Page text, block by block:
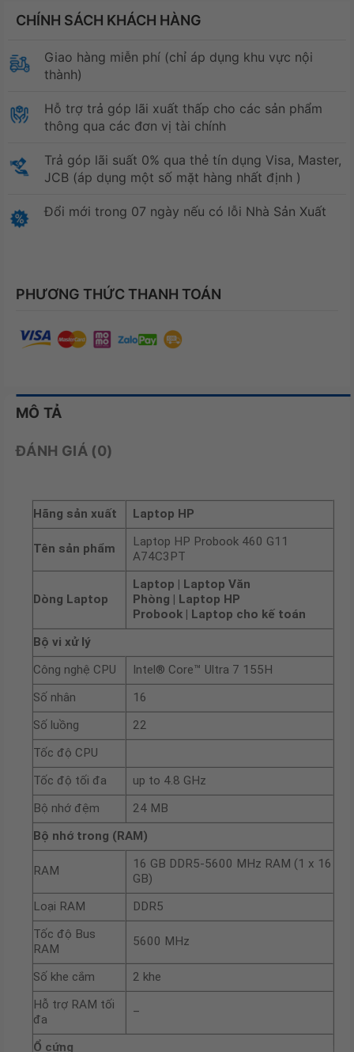
CHÍNH SÁCH KHÁCH HÀNG
Giao hàng miễn phí (chỉ áp dụng khu vực nội
thành)
Hỗ trợ trả góp lãi xuất thấp cho các sản phẩm
thông qua các đơn vị tài chính
Trả góp lãi suất 0% qua thẻ tín dụng Visa, Master,
JCB (áp dụng một số mặt hàng nhất định )
Đổi mới trong 07 ngày nếu có lỗi Nhà Sản Xuất
PHƯƠNG THỨC THANH TOÁN
MÔ TẢ
ĐÁNH GIÁ (0)
Hãng sản xuất Laptop HP
Tên sản phẩm
Laptop HP Probook 460 G11
A74C3PT
Dòng Laptop
Laptop | Laptop Văn
Phòng | Laptop HP
Probook | Laptop cho kế toán
Bộ vi xử lý
Công nghệ CPU
Intel® Core™ Ultra 7 155H
Số nhân
16
Số luồng
22
Tốc độ CPU
Tốc độ tối đa
up to 4.8 GHz
Bộ nhớ đệm
24 MB
Bộ nhớ trong (RAM)
RAM
16 GB DDR5-5600 MHz RAM (1 x 16
GB)
Loại RAM
DDR5
Tốc độ Bus
RAM
5600 MHz
Số khe cắm
2 khe
Hỗ trợ RAM tối
đa
–
Ổ cứng